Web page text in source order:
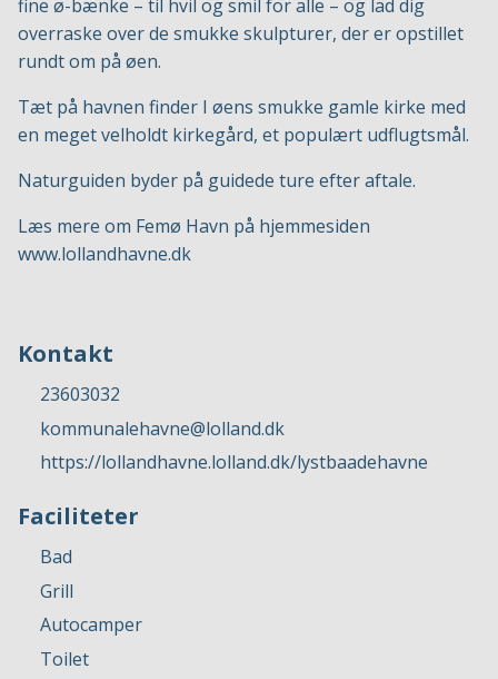
fine ø-bænke – til hvil og smil for alle – og lad dig
overraske over de smukke skulpturer, der er opstillet
rundt om på øen.
Tæt på havnen finder I øens smukke gamle kirke med
en meget velholdt kirkegård, et populært udflugtsmål.
Naturguiden byder på guidede ture efter aftale.
Læs mere om Femø Havn på hjemmesiden
www.lollandhavne.dk
Kontakt
23603032
kommunalehavne@lolland.dk
https://lollandhavne.lolland.dk/lystbaadehavne
Faciliteter
Bad
Grill
Autocamper
Toilet